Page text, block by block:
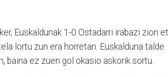
Euskaldunak 1-0 Ostadarri irabazi zion
lortu zun era horretan. Euskalduna talde
baina ez zuen gol okasio askorik sortu.